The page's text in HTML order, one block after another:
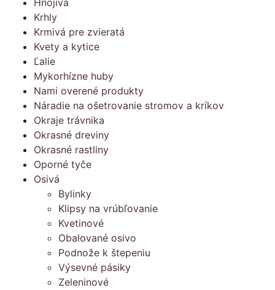
Hnojivá
Krhly
Krmivá pre zvieratá
Kvety a kytice
Ľalie
Mykorhízne huby
Nami overené produkty
Náradie na ošetrovanie stromov a kríkov
Okraje trávnika
Okrasné dreviny
Okrasné rastliny
Oporné tyče
Osivá
Bylinky
Klipsy na vrúbľovanie
Kvetinové
Obalované osivo
Podnože k štepeniu
Výsevné pásiky
Zeleninové